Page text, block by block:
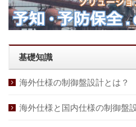
基礎知識
海外仕様の制御盤設計とは？
海外仕様と国内仕様の制御盤